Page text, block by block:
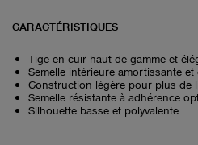
CARACTÉRISTIQUES
Tige en cuir haut de gamme et
Semelle intérieure amortissante
Construction légère pour plus de
Semelle résistante à adhérence
Silhouette basse et polyvalente